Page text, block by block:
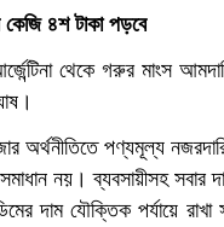
৪শ টাকা পড়বে
থেকে গরুর মাংস
অর্থনীতিতে পণ্যমূল্য
নয়। ব্যবসায়ীসহ সবার
দাম যৌক্তিক পর্যায়ে